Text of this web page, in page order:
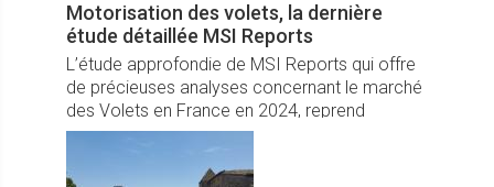
Motorisation des volets, la dernière
étude détaillée MSI Reports
L’étude approfondie de MSI Reports qui offre
de précieuses analyses concernant le marché
des Volets en France en 2024, reprend
l’historique depuis 2019 jusqu’aux prévisions